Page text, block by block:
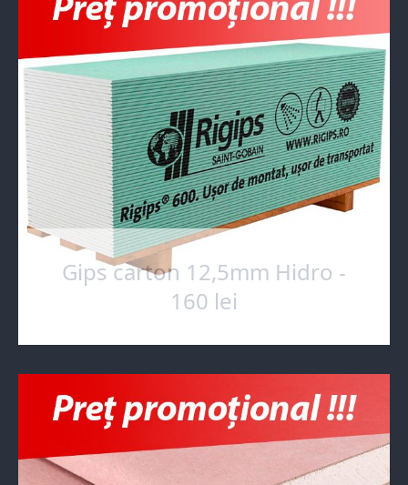
Gips carton 12,5mm Hidro -
160 lei